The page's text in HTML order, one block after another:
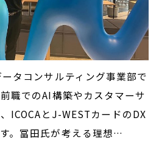
タコンサルティング事業部で
職でのAI構築やカスタマーサ
ICOCAとJ-WESTカードのDX
。冨田氏が考える理想…